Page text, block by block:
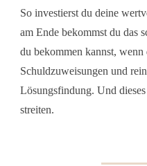
So investierst du deine
am Ende bekommst du das
du bekommen kannst,
Schuldzuweisungen und
Lösungsfindung. Und
streiten.